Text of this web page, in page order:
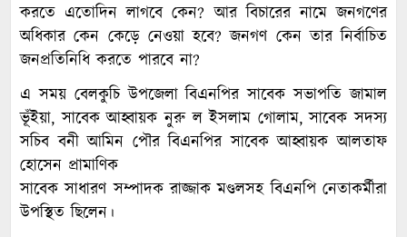
করতে এতোদিন লাগবে কেন? আর বিচারের নামে জনগণের
অধিকার কেন কেড়ে নেওয়া হবে? জনগণ কেন তার নির্বাচিত
জনপ্রতিনিধি করতে পারবে না?
এ সময় বেলকুচি উপজেলা বিএনপির সাবেক সভাপতি জামাল
ভূঁইয়া, সাবেক আহ্বায়ক নুরু ল ইসলাম গোলাম, সাবেক সদস্য
সচিব বনী আমিন পৌর বিএনপির সাবেক আহ্বায়ক আলতাফ
হোসেন প্রামাণিক
সাবেক সাধারণ সম্পাদক রাজ্জাক মণ্ডলসহ বিএনপি নেতাকর্মীরা
উপস্থিত ছিলেন।